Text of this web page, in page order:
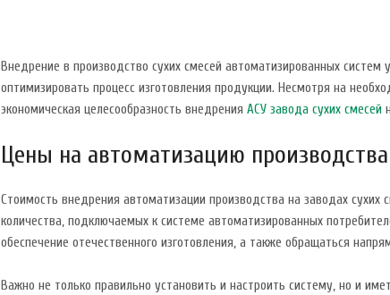
Внедрение в производство сухих смесей автоматизированных
оптимизировать процесс изготовления продукции. Несмотря на
экономическая целесообразность внедрения АСУ завода сухих смесей
Цены на автоматизацию производства
Стоимость внедрения автоматизации производства на заводах
количества, подключаемых к системе автоматизированных
обеспечение отечественного изготовления, а также обращаться
Важно не только правильно установить и настроить систему, но и